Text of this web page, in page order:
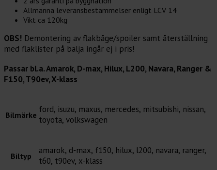
Allmänna leveransbestämmelser enligt LCV 14
Vikt ca 120kg
OBS! Demontering av flakbåge/spoiler samt återställning
med flaklister på balja ingår ej i pris!
Passar bl.a. Amarok, D-max, Hilux, L200, Navara, Ranger &
F150, T90ev, X-klass
Bilmärke
ford, isuzu, maxus, mercedes, mitsubishi, nissan,
toyota, volkswagen
Biltyp
amarok, d-max, f150, hilux, l200, navara, ranger,
t60, t90ev, x-klass